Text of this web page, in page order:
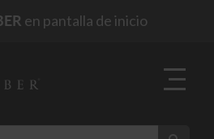
en pantalla de inicio